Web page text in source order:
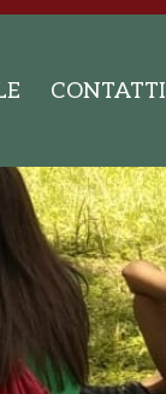
CONTATTI